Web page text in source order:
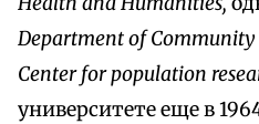
Department of
Center for population
университете еще в